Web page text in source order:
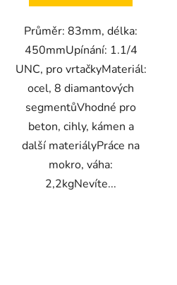
Průměr: 83mm, délka:
450mmUpínání: 1.1/4
UNC, pro vrtačkyMateriál:
ocel, 8 diamantových
segmentůVhodné pro
beton, cihly, kámen a
další materiályPráce na
mokro, váha:
2,2kgNevíte...